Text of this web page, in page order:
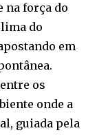
na força do
do
em
os
onde a
guiada pela